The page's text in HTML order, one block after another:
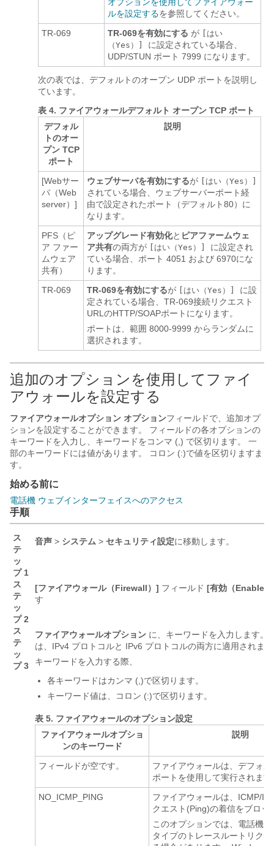
ルを設定するを参照してください。
TR-069
TR-069を有効にする が
[はい
（Yes）] に設定されている場合、
UDP/STUN ポート 7999 になります。
次の表では、デフォルトのオープン UDP ポートを説明し
ています。
表 4. ファイアウォールデフォルト オープン TCP ポート
デフォル
トのオー
プン TCP
ポート
説明
[Webサー
バ（Web
server）]
ウェブサーバを有効にするが [はい（Yes）]
されている場合、ウェブサーバーポート経
由で設定されたポート（デフォルト80）に
なります。
PFS（ピ
ア ファー
ムウェア
共有）
アップグレード有効化と ピアファームウェ
ア共有の両方が [はい（Yes）] に設定され
ている場合、ポート 4051 および 6970にな
ります。
TR-069
TR-069を有効にするが [はい（Yes）] に設
定されている場合、TR-069接続リクエスト
URLのHTTP/SOAPポートになります。
ポートは、範囲 8000-9999 からランダムに
選択されます。
追加のオプションを使用してファイ
アウォールを設定する
ファイアウォールオプション オプションフィールドで、追加オプ
ションを設定することができます。 フィールドの各オプションの
キーワードを入力し、キーワードをコンマ (,) で区切ります。 一
部のキーワードには値があります。 コロン (:)で値を区切りますま
す。
始める前に
電話機 ウェブインターフェイスへのアクセス
手順
ス
テ
ッ
プ 1
音声 > システム > セキュリティ設定に移動します。
ス
テ
ッ
プ 2
[ファイアウォール（Firewall）] フィールド [有効（Enabled
す
ス
テ
ッ
プ 3
ファイアウォールオプション に、キーワードを入力します。
は、IPv4 プロトコルと IPv6 プロトコルの両方に適用されま
キーワードを入力する際、
各キーワードはカンマ (,)で区切ります。
キーワード値は、コロン (:)で区切ります。
表 5. ファイアウォールのオプション設定
ファイアウォールオプショ
ンのキーワード
説明
フィールドが空です。
ファイアウォールは、デフォ
ポートを使用して実行されます
NO_ICMP_PING
ファイアウォールは、ICMP/
クエスト(Ping)の着信をブロッ
このオプションでは、電話機
タイプのトレースルートリク